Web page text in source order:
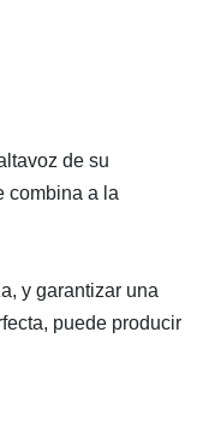
de su
combina a la
y garantizar una
puede producir